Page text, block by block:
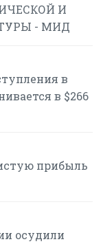
И
- МИД
в
в $266
прибыль
осудили